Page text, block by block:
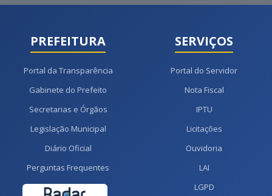
PREFEITURA
Portal da Transparência
Gabinete do Prefeito
Secretarias e Órgãos
Legislação Municipal
Diário Oficial
Perguntas Frequentes
SERVIÇOS
Portal do Servidor
Nota Fiscal
IPTU
Licitações
Ouvidoria
LAI
LGPD